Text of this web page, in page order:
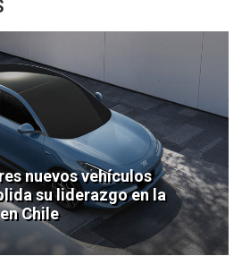
nuevos vehículos
su liderazgo en la
Chile